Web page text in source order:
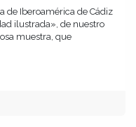
de Iberoamérica de Cádiz
ilustrada», de nuestro
muestra, que